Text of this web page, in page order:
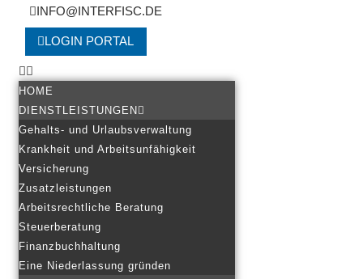
INFO@INTERFISC.DE
LOGIN PORTAL
HOME
DIENSTLEISTUNGEN
Gehalts- und Urlaubsverwaltung
Krankheit und Arbeitsunfähigkeit
Versicherung
Zusatzleistungen
Arbeitsrechtliche Beratung
Steuerberatung
Finanzbuchhaltung
Eine Niederlassung gründen